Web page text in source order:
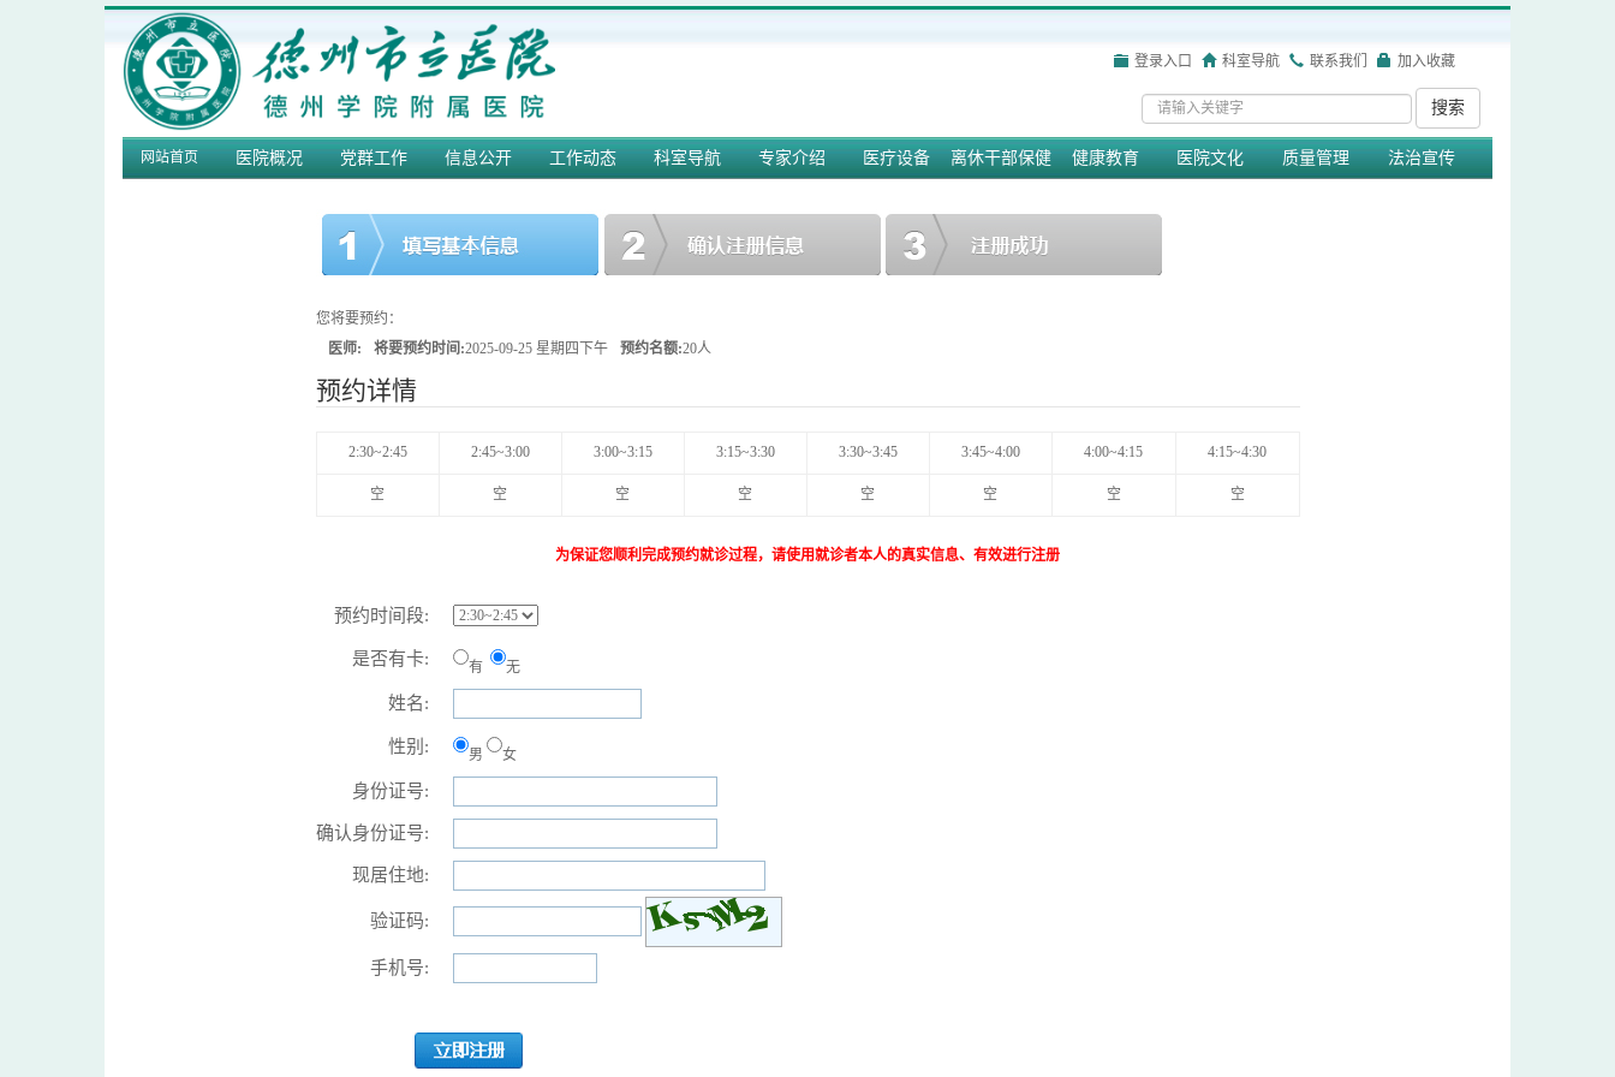
登录入口 科室导航 联系我们 加入收藏
搜索
网站首页 医院概况 党群工作 信息公开 工作动态 科室导航 专家介绍 医疗设备 离休干部保健 健康教育 医院文化 质量管理 法治宣传
您将要预约：
医师:
将要预约时间:2025-09-25 星期四下午 预约名额:20人
预约详情
2:30~2:45 2:45~3:00 3:00~3:15 3:15~3:30 3:30~3:45 3:45~4:00 4:00~4:15 4:15~4:30
空 空 空 空 空 空 空 空
为保证您顺利完成预约就诊过程，请使用就诊者本人的真实信息、有效进行注册
预约时间段:
是否有卡: 有 无
姓名:
性别: 男 女
身份证号:
确认身份证号:
现居住地:
验证码:
手机号: